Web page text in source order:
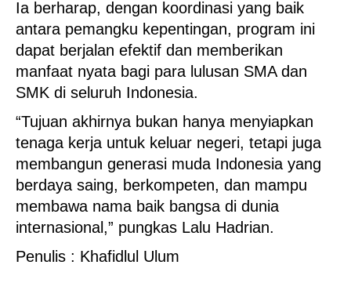
Ia berharap, dengan koordinasi yang baik
antara pemangku kepentingan, program ini
dapat berjalan efektif dan memberikan
manfaat nyata bagi para lulusan SMA dan
SMK di seluruh Indonesia.
“Tujuan akhirnya bukan hanya menyiapkan
tenaga kerja untuk keluar negeri, tetapi juga
membangun generasi muda Indonesia yang
berdaya saing, berkompeten, dan mampu
membawa nama baik bangsa di dunia
internasional,” pungkas Lalu Hadrian.
Penulis : Khafidlul Ulum